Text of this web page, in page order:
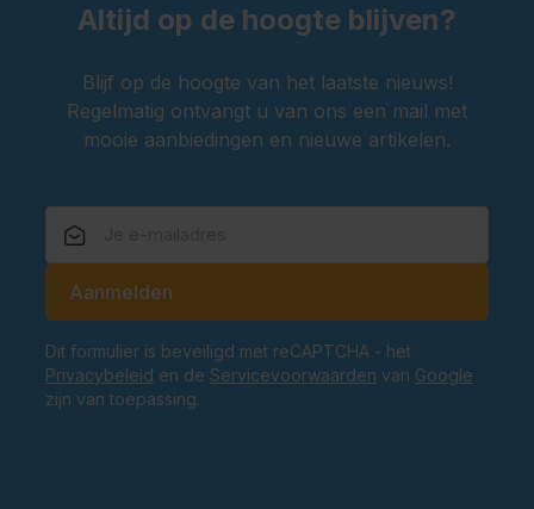
Altijd op de hoogte blijven?
Blijf op de hoogte van het laatste nieuws!
Regelmatig ontvangt u van ons een mail met
mooie aanbiedingen en nieuwe artikelen.
Aanmelden
Dit formulier is beveiligd met reCAPTCHA - het
Privacybeleid en de Servicevoorwaarden van Google
zijn van toepassing.